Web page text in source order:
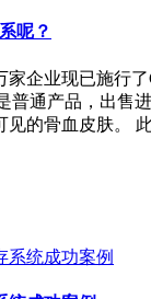
呢？
家企业现已施行
普通产品，出售
见的骨血皮肤。